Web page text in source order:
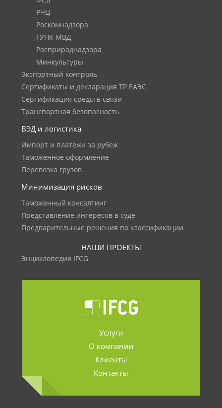
РЧЦ
Роскомнадзора
ГУНК МВД
Росприроднадзора
Минкультуры
Экспортный контроль
Сертификаты и декларация ТР ЕАЭС
Сертификация средств связи
Транспортная безопасность
ВЭД и логистика
Импорт и платежи за рубеж
Таможенное оформление
Перевозка грузов
Минимизация рисков
Таможенный консалтинг
Представление интересов в суде
Предварительные решения по классификации
НАШИ ПРОЕКТЫ
Энциклопедия IFCG
Услуги
О компании
Клиенты
Контакты